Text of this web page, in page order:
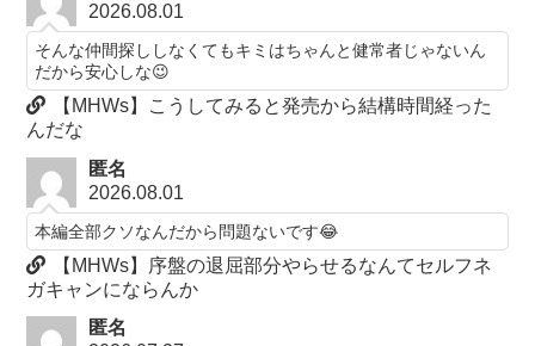
2026.08.01
そんな仲間探ししなくてもキミはちゃんと健常者じゃないん
だから安心しな😉
【MHWs】こうしてみると発売から結構時間経った
んだな
匿名
2026.08.01
本編全部クソなんだから問題ないです😂
【MHWs】序盤の退屈部分やらせるなんてセルフネ
ガキャンにならんか
匿名